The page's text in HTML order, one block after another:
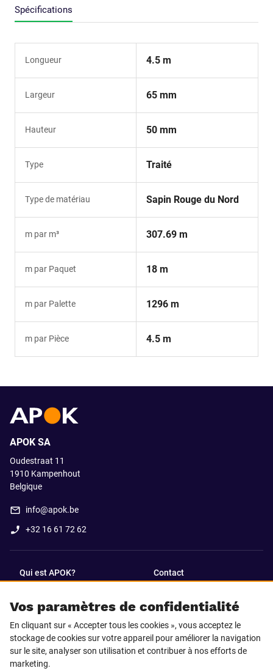
Spécifications
Longueur 4.5 m
Largeur 65 mm
Hauteur 50 mm
Type Traité
Type de matériau Sapin Rouge du Nord
m par m³ 307.69 m
m par Paquet 18 m
m par Palette 1296 m
m par Pièce 4.5 m
Vos paramètres de confidentialité
En cliquant sur « Accepter tous les cookies », vous acceptez le
stockage de cookies sur votre appareil pour améliorer la navigation
sur le site, analyser son utilisation et contribuer à nos efforts de
marketing.
APOK SA
Oudestraat 11
1910 Kampenhout
Belgique
info@apok.be
+32 16 61 72 62
Qui est APOK? Contact
SUIVEZ-NOUS SUR
Facebook LinkedIn